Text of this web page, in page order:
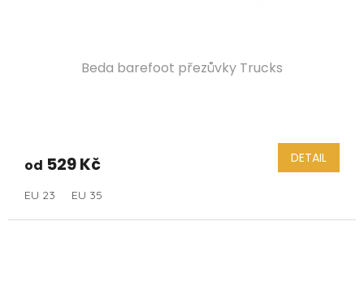
Beda barefoot přezůvky Trucks
od 529 Kč DETAIL
EU 23 EU 35